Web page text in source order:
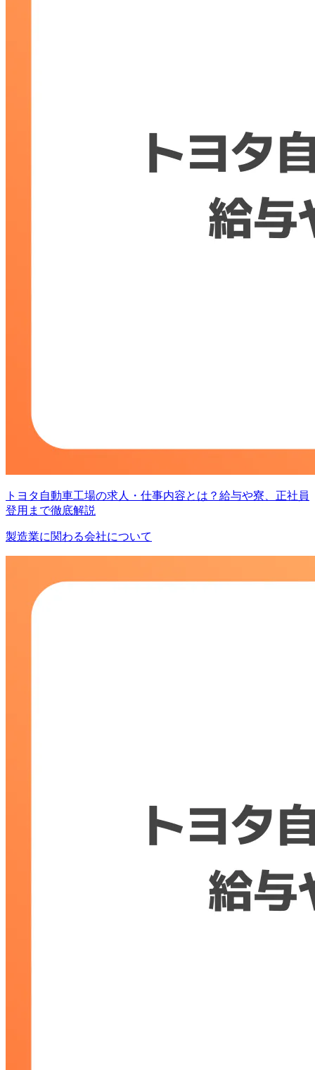
トヨタ自動車工場の求人・仕事内容とは？給与や寮、正社員
登用まで徹底解説
製造業に関わる会社について